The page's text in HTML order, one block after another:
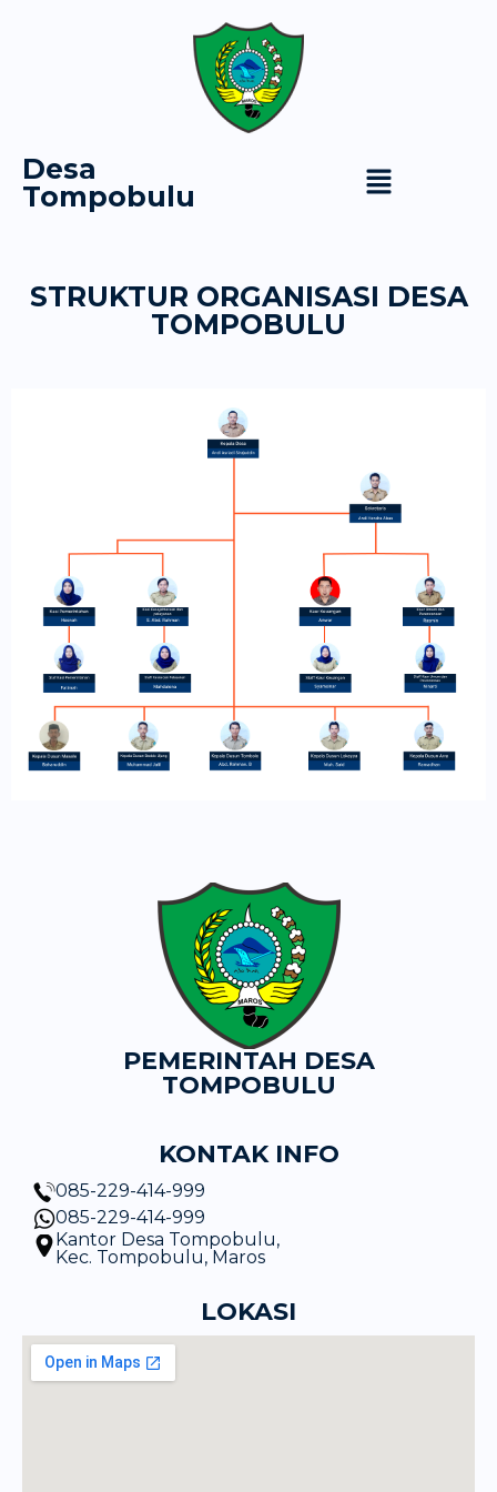
Desa
Tompobulu
STRUKTUR ORGANISASI DESA
TOMPOBULU
PEMERINTAH DESA
TOMPOBULU
KONTAK INFO
085-229-414-999
085-229-414-999
Kantor Desa Tompobulu,
Kec. Tompobulu, Maros
LOKASI